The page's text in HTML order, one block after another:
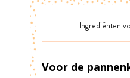
Ingrediënten
Voor de